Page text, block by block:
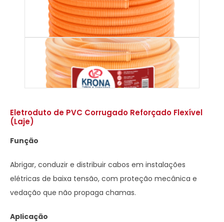
Eletroduto de PVC Corrugado Reforçado Flexível
(Laje)
Função
Abrigar, conduzir e distribuir cabos em instalações
elétricas de baixa tensão, com proteção mecânica e
vedação que não propaga chamas.
Aplicação